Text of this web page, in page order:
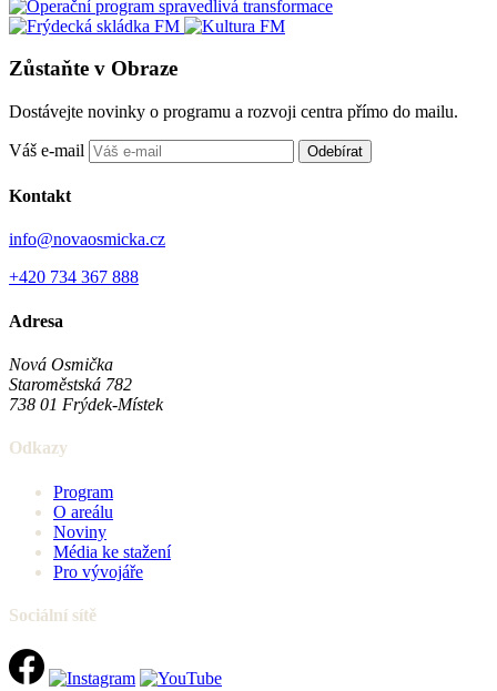
Zůstaňte v Obraze
Dostávejte novinky o programu a rozvoji centra přímo do mailu.
Váš e-mail Odebírat
Kontakt
info@novaosmicka.cz
+420 734 367 888
Adresa
Nová Osmička
Staroměstská 782
738 01 Frýdek-Místek
Odkazy
Program
O areálu
Noviny
Média ke stažení
Pro vývojáře
Sociální sítě